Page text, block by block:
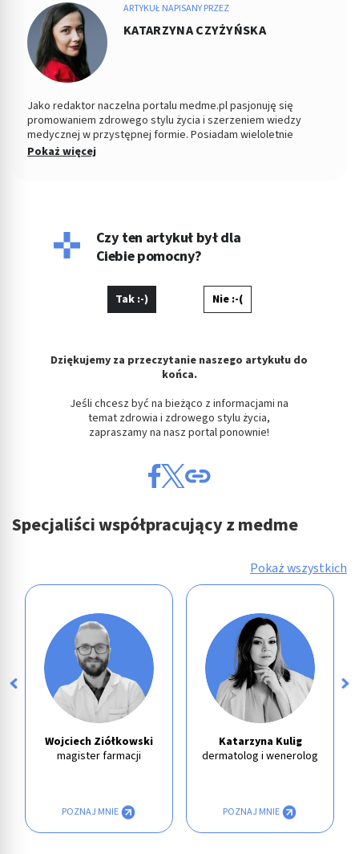
ARTYKUŁ NAPISANY PRZEZ
KATARZYNA CZYŻYŃSKA
Jako redaktor naczelna portalu medme.pl pasjonuję się
promowaniem zdrowego stylu życia i szerzeniem wiedzy
medycznej w przystępnej formie. Posiadam wieloletnie
doświadczenie w dziedzinie dziennikarstwa medycznego, a
branży. Zawsze szukam nowych sposobów na angażowanie
naszej społeczności i uważam, że edukacja zdrowotna jest
kluczem do poprawy jakości życia każdego z nas.
Pokaż więcej
Czy ten artykuł był dla
Ciebie pomocny?
Tak :-) Nie :-(
Dziękujemy za przeczytanie naszego artykułu do
końca.
Jeśli chcesz być na bieżąco z informacjami na
temat zdrowia i zdrowego stylu życia,
zapraszamy na nasz portal ponownie!
Specjaliści współpracujący z medme
Pokaż wszystkich
Wojciech Ziółkowski
magister farmacji
POZNAJ MNIE
Katarzyna Kulig
dermatolog i wenerolog
POZNAJ MNIE